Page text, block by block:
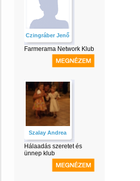
Czingráber Jenő
Farmerama Network Klub
Szalay Andrea
Hálaadás szeretet és
ünnep klub